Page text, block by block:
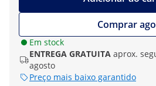
Comprar
Em stock
ENTREGA GRATUITA aprox.
agosto
Preço mais baixo garantido